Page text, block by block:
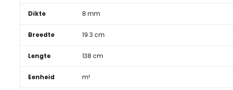
Dikte 8 mm
Breedte 19.3 cm
Lengte 138 cm
Eenheid m²